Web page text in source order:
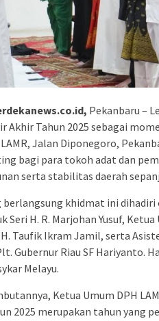
Pekanbaru –
Akhir Tahun 2025 sebagai
Jalan Diponegoro,
bagi para tokoh adat dan
serta stabilitas daerah
berlangsung khidmat ini
Seri H. R. Marjohan Yusuf,
Taufik Ikram Jamil, serta
Gubernur Riau SF Hariyanto.
Melayu.
Ketua Umum DPH
2025 merupakan tahun yang